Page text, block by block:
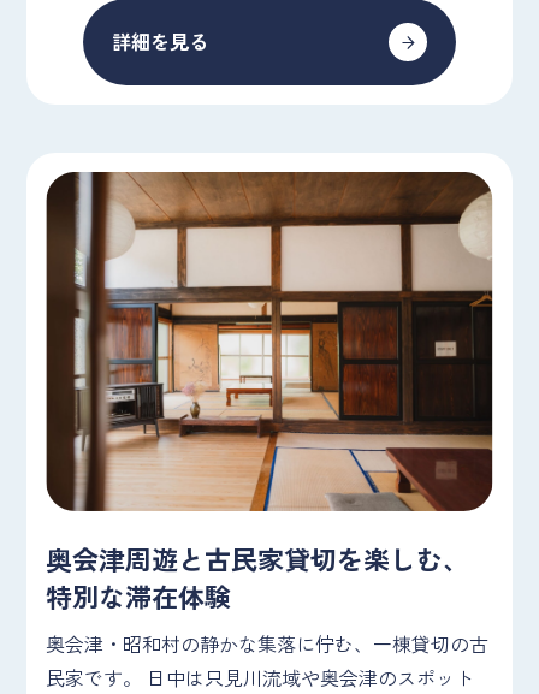
詳細を見る
奥会津周遊と古民家貸切を楽しむ、
特別な滞在体験
奥会津・昭和村の静かな集落に佇む、一棟貸切の古
民家です。 日中は只見川流域や奥会津のスポット